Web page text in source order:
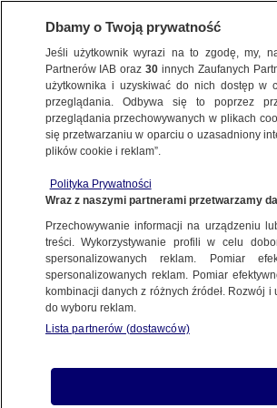
POLSKA
wściekłość". Wiceprezydent
Harris zapowiada 50
Ukrainy
10.03.2022, 09:31Aktualizacja: 10.03.2022,
Udostępnij
Dbamy o Twoją prywatność
Jeśli użytkownik wyrazi na to zgodę, my,
Partnerów IAB oraz30 innych Zaufanych
użytkownika i uzyskiwać do nich dostęp w
przeglądania. Odbywa się to poprzez
przeglądania przechowywanych w plikach
się przetwarzaniu w oparciu o uzasadniony
plików cookie i reklam”.
Polityka Prywatności
Wraz z naszymi partnerami przetwarzamy
Przechowywanie informacji na urządzeniu
treści. Wykorzystywanie profili w celu
spersonalizowanych reklam. Pomiar
spersonalizowanych reklam. Pomiar
kombinacji danych z różnych źródeł. Rozwój
do wyboru reklam.
Lista partnerów (dostawców)